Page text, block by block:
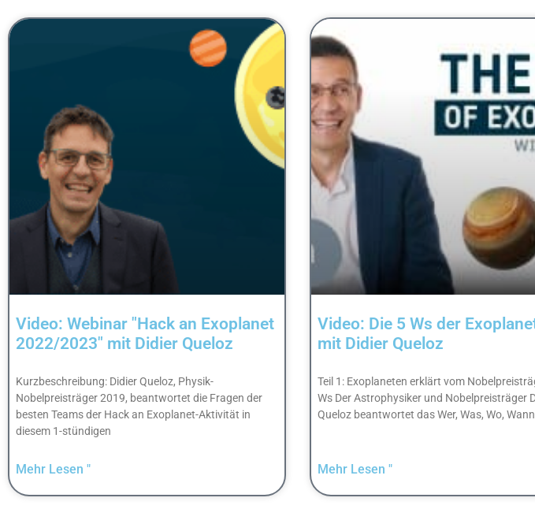
Video: Webinar "Hack an Exoplanet
2022/2023" mit Didier Queloz
Kurzbeschreibung: Didier Queloz, Physik-
Nobelpreisträger 2019, beantwortet die Fragen der
besten Teams der Hack an Exoplanet-Aktivität in
diesem 1-stündigen
Mehr Lesen "
Video: Die 5 Ws der
mit Didier Queloz
Teil 1: Exoplaneten erklärt vom
Ws Der Astrophysiker und Nobelpreisträger
Queloz beantwortet das Wer, Was, Wo, Wann
Mehr Lesen "